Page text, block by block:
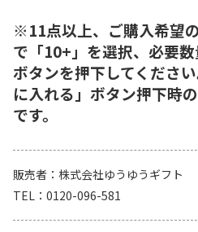
※11点以上、ご購入希望
で「10+」を選択、必要数
ボタンを押下してくださ
に入れる」ボタン押下時
です。
販売者
株式会社ゆうゆうギフト
TEL
0120-096-581